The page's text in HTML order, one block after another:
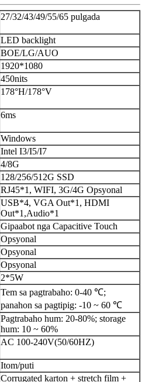
27/32/43/49/55/65 pulgada
LED backlight
BOE/LG/AUO
1920*1080
450nits
178°H/178°V
6ms
Windows
Intel I3/I5/I7
4/8G
128/256/512G SSD
RJ45*1, WIFI, 3G/4G Opsyonal
USB*4, VGA Out*1, HDMI
Out*1,Audio*1
Gipaabot nga Capacitive Touch
Opsyonal
Opsyonal
Opsyonal
2*5W
Tem sa pagtrabaho: 0-40 ℃;
panahon sa pagtipig: -10 ~ 60 ℃
Pagtrabaho hum: 20-80%; storage
hum: 10 ~ 60%
AC 100-240V(50/60HZ)
Itom/puti
Corrugated karton + stretch film +